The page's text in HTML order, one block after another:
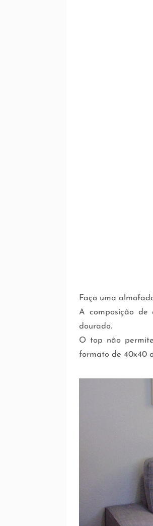
Faço uma
A composição de
dourado.
O top não
formato de 40x40